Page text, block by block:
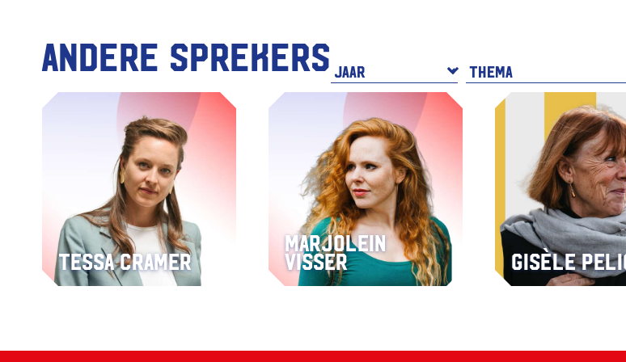
Andere sprekers
Tessa Cramer
Marjolein
Visser
Gisèle